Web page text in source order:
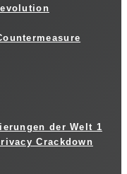
der Welt 1
Crackdown